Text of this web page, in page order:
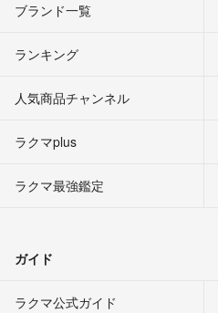
ブランド一覧
ランキング
人気商品チャンネル
ラクマplus
ラクマ最強鑑定
ガイド
ラクマ公式ガイド